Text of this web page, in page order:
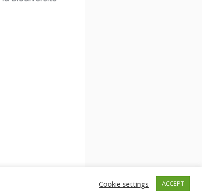
Cookie settings ACCEPT